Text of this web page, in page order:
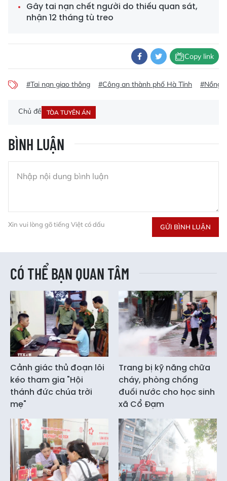
Gây tai nạn chết người do thiếu quan sát,
nhận 12 tháng tù treo
Copy link
#Tai nạn giao thông #Công an thành phố Hà Tĩnh #Nồng
Chủ đề TÒA TUYÊN ÁN
BÌNH LUẬN
Xin vui lòng gõ tiếng Việt có dấu GỬI BÌNH LUẬN
CÓ THỂ BẠN QUAN TÂM
Cảnh giác thủ đoạn lôi
kéo tham gia "Hội
thánh đức chúa trời
mẹ"
Trang bị kỹ năng chữa
cháy, phòng chống
đuối nước cho học sinh
xã Cổ Đạm